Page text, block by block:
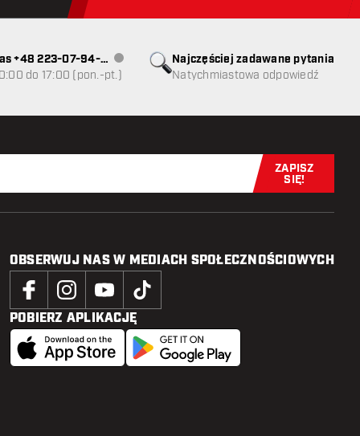
Najczęściej zadawane pytania
Natychmiastowa odpowiedź
+48 223-07-94-
Obsługa klienta niedostępna
do 17:00 (pon.-pt.)
Zapisz się
ZAPISZ
SIĘ!
OBSERWUJ NAS W MEDIACH SPOŁECZNOŚCIOWYCH
POBIERZ APLIKACJĘ